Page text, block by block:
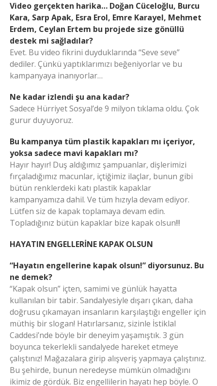
Video gerçekten harika… Doğan Cüceloğlu, Burcu
Kara, Sarp Apak, Esra Erol, Emre Karayel, Mehmet
Erdem, Ceylan Ertem bu projede size gönüllü
destek mi sağladılar?
Evet. Bu video fikrini duyduklarında “Seve seve”
dediler. Çünkü yaptıklarımızı beğeniyorlar ve bu
kampanyaya inanıyorlar…
Ne kadar izlendi şu ana kadar?
Sadece Hürriyet Sosyal’de 9 milyon tıklama oldu. Çok
gurur duyuyoruz.
Bu kampanya tüm plastik kapakları mı içeriyor,
yoksa sadece mavi kapakları mı?
Hayır hayır! Duş aldığımız şampuanlar, dişlerimizi
fırçaladığımız macunlar, içtiğimiz ilaçlar, bunun gibi
bütün renklerdeki katı plastik kapaklar
kampanyamıza dahil. Ve tüm hızıyla devam ediyor.
Lütfen siz de kapak toplamaya devam edin.
Topladığınız bütün kapaklar bize kapak olsun!!!
HAYATIN ENGELLERİNE KAPAK OLSUN
“Hayatın engellerine kapak olsun!” diyorsunuz. Bu
ne demek?
“Kapak olsun” içten, samimi ve günlük hayatta
kullanılan bir tabir. Sandalyesiyle dışarı çıkan, daha
doğrusu çıkamayan insanların karşılaştığı engeller için
müthiş bir slogan! Hatırlarsanız, sizinle İstiklal
Caddesi’nde böyle bir deneyim yaşamıştık. 3 gün
boyunca tekerlekli sandalyede hareket etmeye
çalıştınız! Mağazalara girip alışveriş yapmaya çalıştınız.
Bu şehirde, bunun neredeyse mümkün olmadığını
ikimiz de gördük. Biz engellilerin hayatı hep böyle. O